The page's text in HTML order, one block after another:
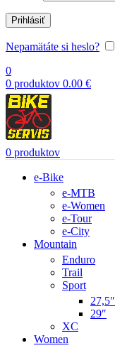
Prihlásiť
Nepamätáte si heslo?
0
0 produktov 0.00 €
0 produktov
e-Bike
e-MTB
e-Women
e-Tour
e-City
Mountain
Enduro
Trail
Sport
27,5″
29″
XC
Women